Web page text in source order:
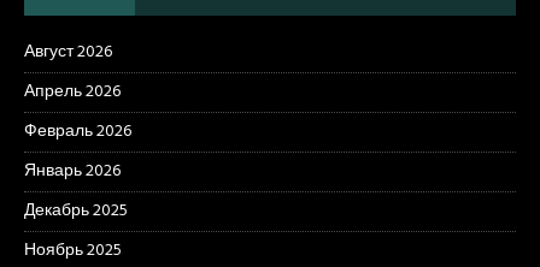
Август 2026
Апрель 2026
Февраль 2026
Январь 2026
Декабрь 2025
Ноябрь 2025